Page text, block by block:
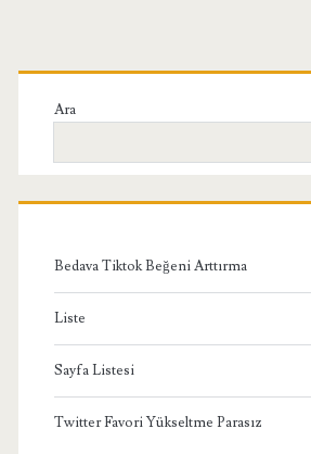
Birincil
Yan
Menü
Ara
Bedava Tiktok Beğeni Arttırma
Liste
Sayfa Listesi
Twitter Favori Yükseltme Parasız